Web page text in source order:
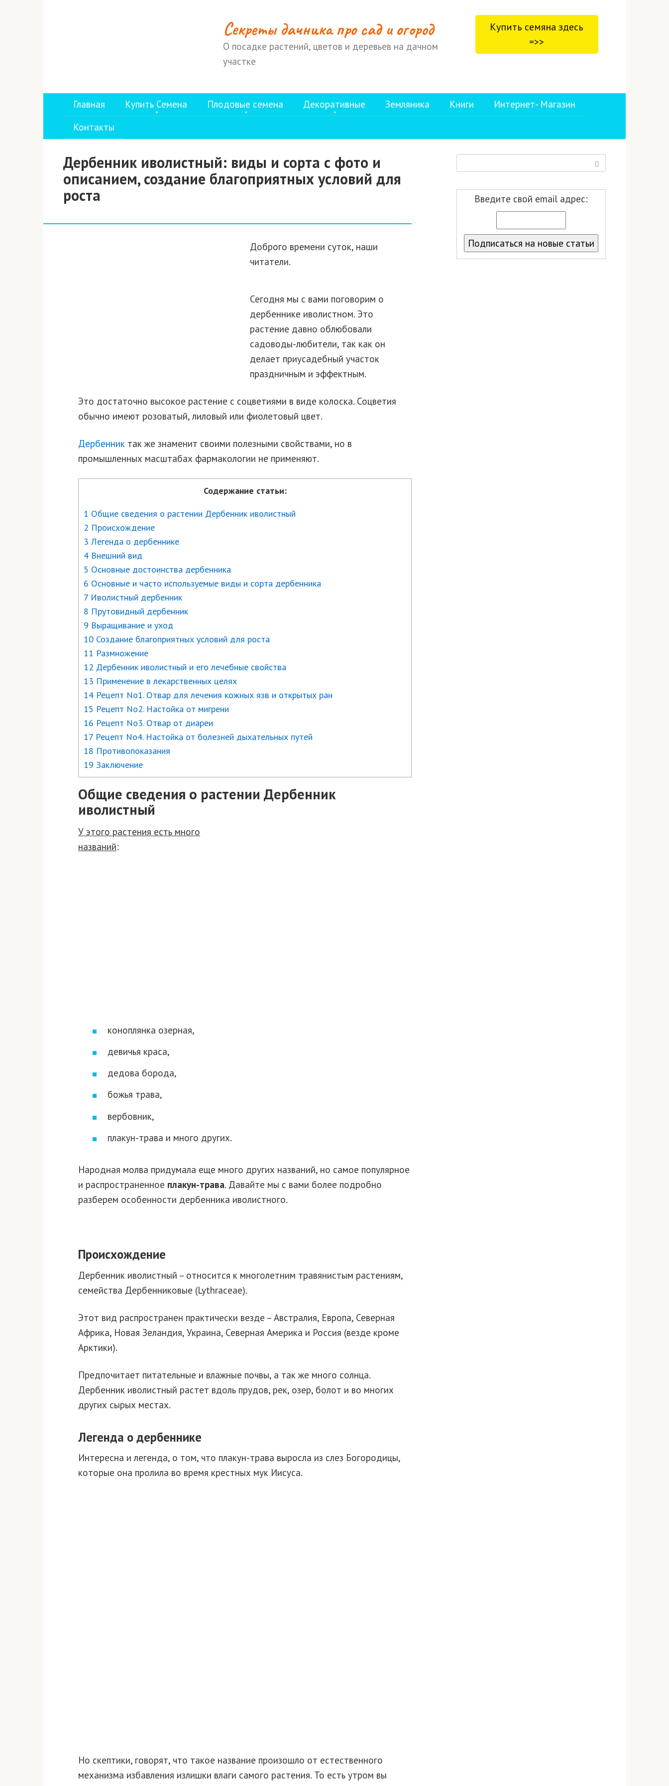
Cекреты дачника про сад и огород
О посадке растений, цветов и деревьев на дачном
участке
Купить семяна здесь
=>>
Главная Купить Семена Плодовые семена Декоративные Земляника Книги
Интернет- Магазин
Контакты
Дербенник иволистный: виды и сорта с фото и
описанием, создание благоприятных условий для
роста
Доброго времени суток, наши
читатели.
Сегодня мы с вами поговорим о
дербеннике иволистном. Это
растение давно облюбовали
садоводы-любители, так как он
делает приусадебный участок
праздничным и эффектным.
Это достаточно высокое растение с соцветиями в виде колоска. Соцветия
обычно имеют розоватый, лиловый или фиолетовый цвет.
Дербенник так же знаменит своими полезными свойствами, но в
промышленных масштабах фармакологии не применяют.
Содержание статьи:
1 Общие сведения о растении Дербенник иволистный
2 Происхождение
3 Легенда о дербеннике
4 Внешний вид
5 Основные достоинства дербенника
6 Основные и часто используемые виды и сорта дербенника
7 Иволистный дербенник
8 Прутовидный дербенник
9 Выращивание и уход
10 Создание благоприятных условий для роста
11 Размножение
12 Дербенник иволистный и его лечебные свойства
13 Применение в лекарственных целях
14 Рецепт No1. Отвар для лечения кожных язв и открытых ран
15 Рецепт No2. Настойка от мигрени
16 Рецепт No3. Отвар от диареи
17 Рецепт No4. Настойка от болезней дыхательных путей
18 Противопоказания
19 Заключение
Общие сведения о растении Дербенник
иволистный
У этого растения есть много
названий:
коноплянка озерная,
девичья краса,
дедова борода,
божья трава,
вербовник,
плакун-трава и много других.
Народная молва придумала еще много других названий, но самое популярное
и распространенное плакун-трава. Давайте мы с вами более подробно
разберем особенности дербенника иволистного.
Происхождение
Дербенник иволистный – относится к многолетним травянистым растениям,
семейства Дербенниковые (Lythraceae).
Этот вид распространен практически везде – Австралия, Европа, Северная
Африка, Новая Зеландия, Украина, Северная Америка и Россия (везде кроме
Арктики).
Предпочитает питательные и влажные почвы, а так же много солнца.
Дербенник иволистный растет вдоль прудов, рек, озер, болот и во многих
других сырых местах.
Легенда о дербеннике
Интересна и легенда, о том, что плакун-трава выросла из слез Богородицы,
которые она пролила во время крестных мук Иисуса.
Но скептики, говорят, что такое название произошло от естественного
механизма избавления излишки влаги самого растения. То есть утром вы
Введите свой email адрес: